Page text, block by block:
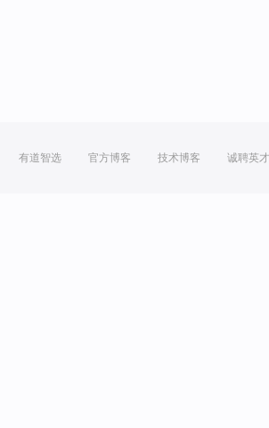
有道智选 官方博客 技术博客 诚聘英才